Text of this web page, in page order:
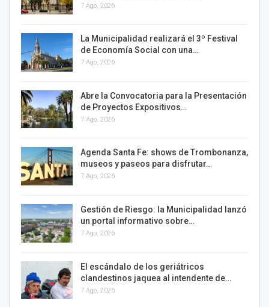
7 Ago, 2026
La Municipalidad realizará el 3º Festival
de Economía Social con una…
7 Ago, 2026
Abre la Convocatoria para la Presentación
de Proyectos Expositivos…
7 Ago, 2026
Agenda Santa Fe: shows de Trombonanza,
museos y paseos para disfrutar…
7 Ago, 2026
Gestión de Riesgo: la Municipalidad lanzó
un portal informativo sobre…
7 Ago, 2026
El escándalo de los geriátricos
clandestinos jaquea al intendente de…
7 Ago, 2026